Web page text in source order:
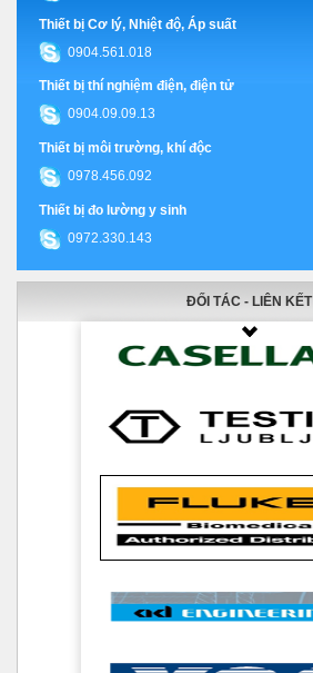
Thiết bị Cơ lý, Nhiệt độ, Áp suất
0904.561.018
Thiết bị thí nghiệm điện, điện tử
0904.09.09.13
Thiết bị môi trường, khí độc
0978.456.092
Thiết bị đo lường y sinh
0972.330.143
ĐỐI TÁC - LIÊN KẾT